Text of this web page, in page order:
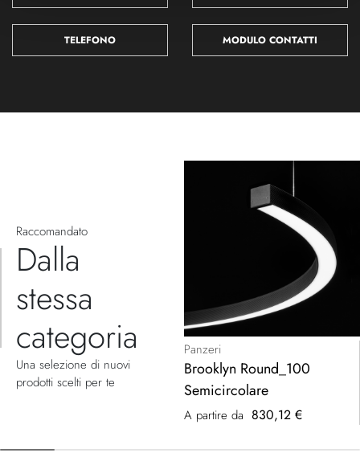
TELEFONO MODULO CONTATTI
Raccomandato
Dalla
stessa
categoria
Una selezione di nuovi
prodotti scelti per te
Panzeri
Brooklyn Round_100
Semicircolare
A partire da 830,12 €